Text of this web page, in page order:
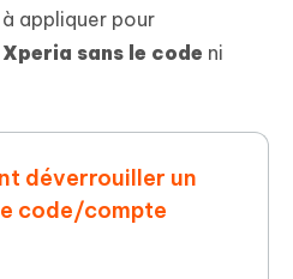
appliquer pour
sans le code ni
déverrouiller un
code/compte